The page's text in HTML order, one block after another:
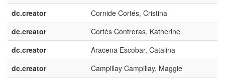
dc.creator
Cornide Cortés, Cristina
dc.creator
Cortés Contreras, Katherine
dc.creator
Aracena Escobar, Catalina
dc.creator
Campillay Campillay, Maggie